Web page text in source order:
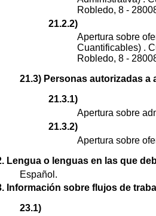
Robledo, 8 -
21.2.2)
Apertura sobre
Cuantificables) .
Robledo, 8 -
21.3) Personas autorizadas a
21.3.1)
Apertura sobre
21.3.2)
Apertura sobre
Lengua o lenguas en las que
Español.
Información sobre flujos de
23.1)